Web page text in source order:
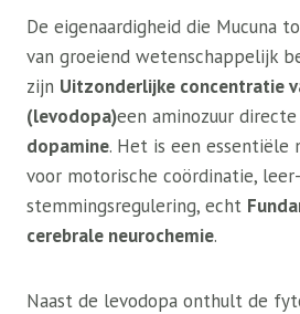
De eigenaardigheid die Mucuna
van groeiend wetenschappelijk
zijn Uitzonderlijke concentratie
(levodopa)een aminozuur
dopamine. Het is een essentiële
voor motorische coördinatie,
stemmingsregulering, echt
cerebrale neurochemie.
Naast de levodopa onthult de